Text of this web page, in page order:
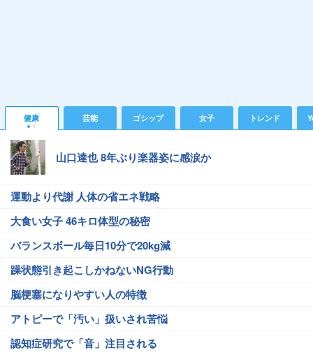
健康 芸能 ゴシップ 女子 トレンド
山口達也 8年ぶり楽器姿に感涙か
運動より代謝 人体の省エネ戦略
大食い女子 46キロ体型の秘密
バランスボール毎日10分で20kg減
躁状態引き起こしかねないNG行動
脳梗塞になりやすい人の特徴
アトピーで「汚い」扱いされ苦悩
認知症研究で「音」注目される